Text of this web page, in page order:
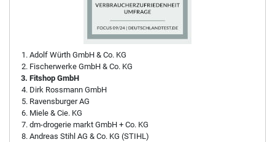
Adolf Würth GmbH & Co. KG
Fischerwerke GmbH & Co. KG
Fitshop GmbH
Dirk Rossmann GmbH
Ravensburger AG
Miele & Cie. KG
dm-drogerie markt GmbH + Co. KG
Andreas Stihl AG & Co. KG (STIHL)